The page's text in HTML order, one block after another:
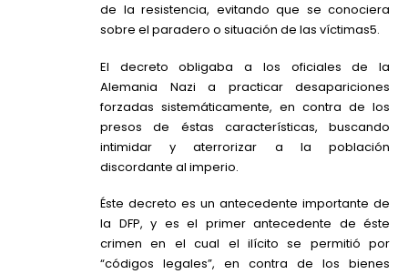
de la resistencia, evitando que se conociera
sobre el paradero o situación de las víctimas5.
El decreto obligaba a los oficiales de la
Alemania Nazi a practicar desapariciones
forzadas sistemáticamente, en contra de los
presos de éstas características, buscando
intimidar y aterrorizar a la población
discordante al imperio.
Éste decreto es un antecedente importante de
la DFP, y es el primer antecedente de éste
crimen en el cual el ilícito se permitió por
“códigos legales”, en contra de los bienes